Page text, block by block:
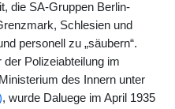
die SA-Gruppen Berlin-
Schlesien und
personell zu „säubern“.
Polizeiabteilung im
des Innern unter
, wurde Daluege im April 1935